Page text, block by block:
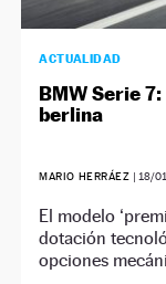
ACTUALIDAD
BMW Serie
berlina
MARIO HERRÁEZ | 18/
El modelo
dotación
opciones